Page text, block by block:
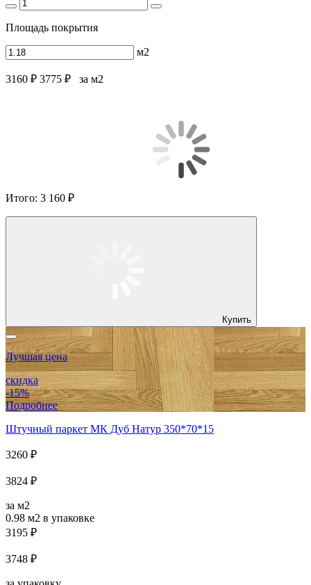
Площадь покрытия
м2
3160 ₽ 3775 ₽ за м2
Итого: 3 160 ₽
Купить
Лучшая цена
скидка
-15%
Подробнее
Штучный паркет МК Дуб Натур 350*70*15
3260 ₽
3824 ₽
за м2
0.98 м2 в упаковке
3195 ₽
3748 ₽